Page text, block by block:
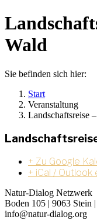
Wald
Sie befinden sich hier:
Start
Veranstaltung
Landschaftsreise
+ Zu Google
+ iCal / Outlook
Natur-Dialog Netzwerk
Boden 105 | 9063 Stein
info@natur-dialog.org